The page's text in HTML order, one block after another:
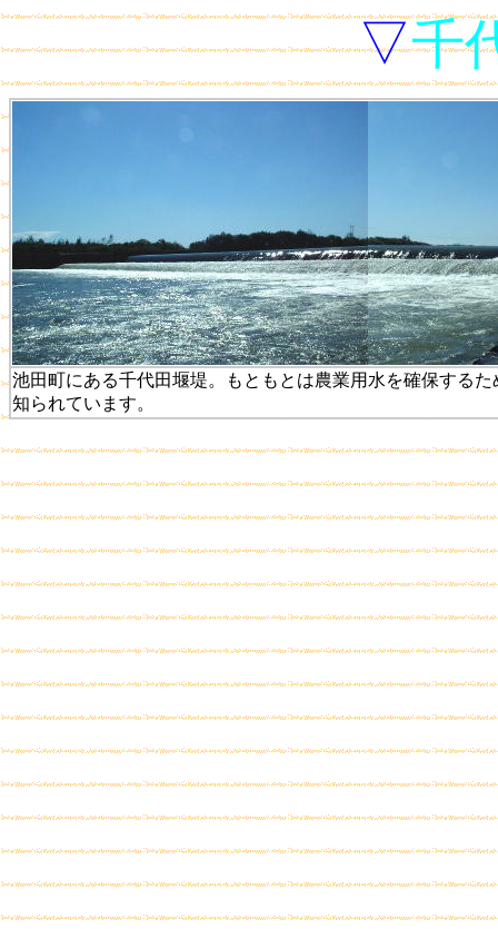
▽千
池田町にある千代田堰堤。もともとは農業用水を確保する
知られています。